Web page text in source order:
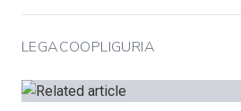
LEGACOOPLIGURIA